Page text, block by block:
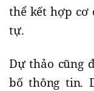
thể kết hợp cơ
tự.
Dự thảo cũng
bố thông tin.